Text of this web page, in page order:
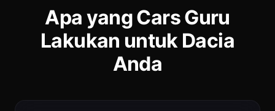
Apa yang Cars Guru
Lakukan untuk Dacia
Anda